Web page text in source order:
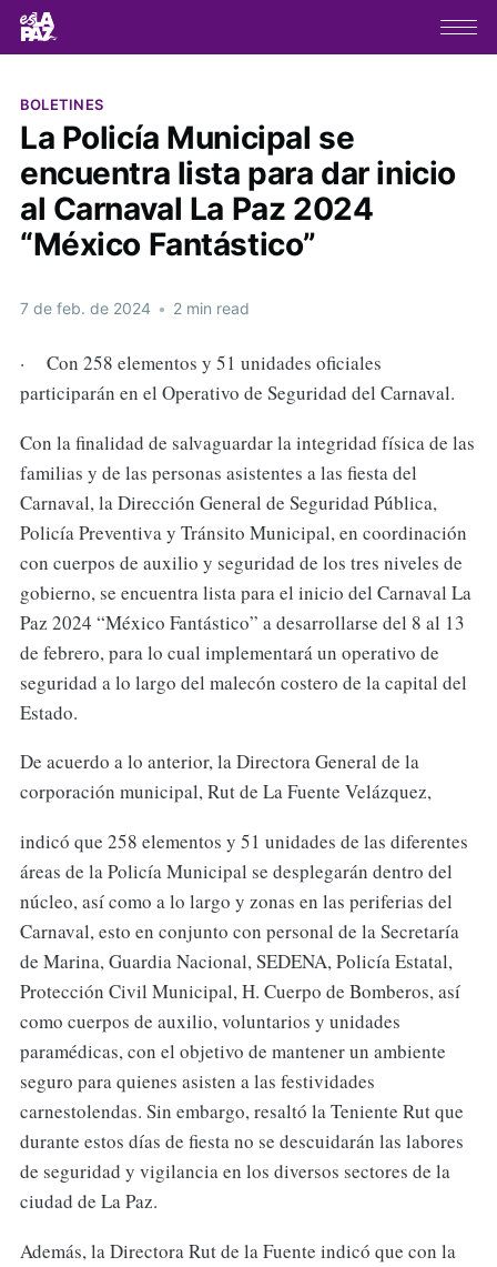
BOLETINES
La Policía Municipal se
encuentra lista para dar inicio
al Carnaval La Paz 2024
“México Fantástico”
7 de feb. de 2024 • 2 min read
· Con 258 elementos y 51 unidades oficiales
participarán en el Operativo de Seguridad del Carnaval.
Con la finalidad de salvaguardar la integridad física de las
familias y de las personas asistentes a las fiesta del
Carnaval, la Dirección General de Seguridad Pública,
Policía Preventiva y Tránsito Municipal, en coordinación
con cuerpos de auxilio y seguridad de los tres niveles de
gobierno, se encuentra lista para el inicio del Carnaval La
Paz 2024 “México Fantástico” a desarrollarse del 8 al 13
de febrero, para lo cual implementará un operativo de
seguridad a lo largo del malecón costero de la capital del
Estado.
De acuerdo a lo anterior, la Directora General de la
corporación municipal, Rut de La Fuente Velázquez,
indicó que 258 elementos y 51 unidades de las diferentes
áreas de la Policía Municipal se desplegarán dentro del
núcleo, así como a lo largo y zonas en las periferias del
Carnaval, esto en conjunto con personal de la Secretaría
de Marina, Guardia Nacional, SEDENA, Policía Estatal,
Protección Civil Municipal, H. Cuerpo de Bomberos, así
como cuerpos de auxilio, voluntarios y unidades
paramédicas, con el objetivo de mantener un ambiente
seguro para quienes asisten a las festividades
carnestolendas. Sin embargo, resaltó la Teniente Rut que
durante estos días de fiesta no se descuidarán las labores
de seguridad y vigilancia en los diversos sectores de la
ciudad de La Paz.
Además, la Directora Rut de la Fuente indicó que con la